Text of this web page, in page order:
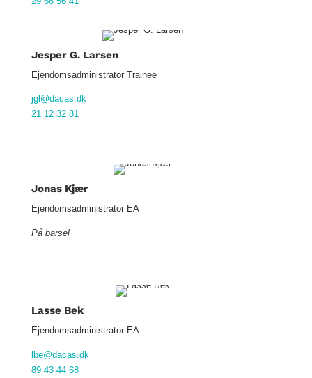
Jesper G. Larsen
Ejendomsadministrator Trainee
jgl@dacas.dk
21 12 32 81
Jonas Kjær
Ejendomsadministrator EA
På barsel
Lasse Bek
Ejendomsadministrator EA
lbe@dacas.dk
89 43 44 68